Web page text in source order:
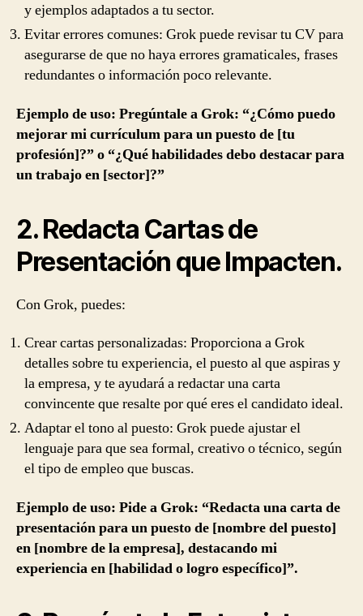
y ejemplos adaptados a tu sector.
Evitar errores comunes: Grok puede revisar tu CV para
asegurarse de que no haya errores gramaticales, frases
redundantes o información poco relevante.
Ejemplo de uso: Pregúntale a Grok: “¿Cómo puedo
mejorar mi currículum para un puesto de [tu
profesión]?” o “¿Qué habilidades debo destacar para
un trabajo en [sector]?”
2. Redacta Cartas de
Presentación que Impacten.
Con Grok, puedes:
Crear cartas personalizadas: Proporciona a Grok
detalles sobre tu experiencia, el puesto al que aspiras y
la empresa, y te ayudará a redactar una carta
convincente que resalte por qué eres el candidato ideal.
Adaptar el tono al puesto: Grok puede ajustar el
lenguaje para que sea formal, creativo o técnico, según
el tipo de empleo que buscas.
Ejemplo de uso: Pide a Grok: “Redacta una carta de
presentación para un puesto de [nombre del puesto]
en [nombre de la empresa], destacando mi
experiencia en [habilidad o logro específico]”.